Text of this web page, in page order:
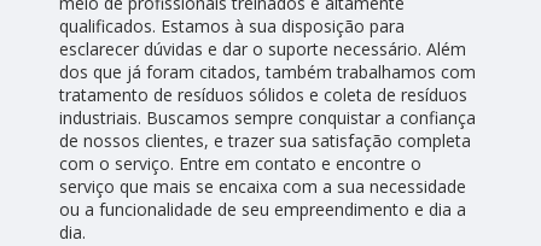
qualificados. Estamos à sua disposição para
esclarecer dúvidas e dar o suporte necessário. Além
dos que já foram citados, também trabalhamos com
tratamento de resíduos sólidos e coleta de resíduos
industriais. Buscamos sempre conquistar a confiança
de nossos clientes, e trazer sua satisfação completa
com o serviço. Entre em contato e encontre o
serviço que mais se encaixa com a sua necessidade
ou a funcionalidade de seu empreendimento e dia a
dia.